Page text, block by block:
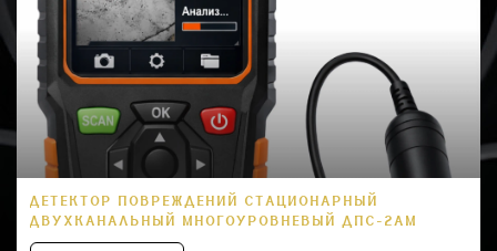
ДЕТЕКТОР ПОВРЕЖДЕНИЙ СТАЦИОНАРНЫЙ
ДВУХКАНАЛЬНЫЙ МНОГОУРОВНЕВЫЙ ДПС-2АМ